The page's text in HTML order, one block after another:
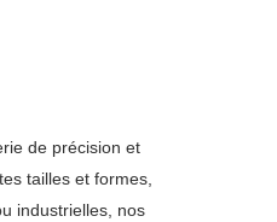
de précision et
tailles et formes,
industrielles, nos